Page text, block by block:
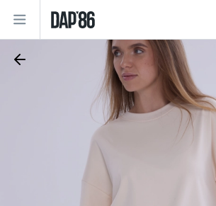
Женщинам • Футболки